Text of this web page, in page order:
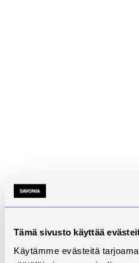
Tämä sivusto käyttää
Käytämme evästeitä